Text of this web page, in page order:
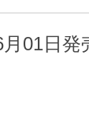
01日発